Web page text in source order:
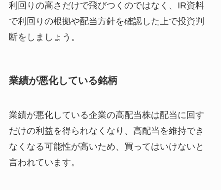
利回りの高さだけで飛びつくのではなく、IR資料
で利回りの根拠や配当方針を確認した上で投資判
断をしましょう。
業績が悪化している銘柄
業績が悪化している企業の高配当株は配当に回す
だけの利益を得られなくなり、高配当を維持でき
なくなる可能性が高いため、買ってはいけないと
言われています。